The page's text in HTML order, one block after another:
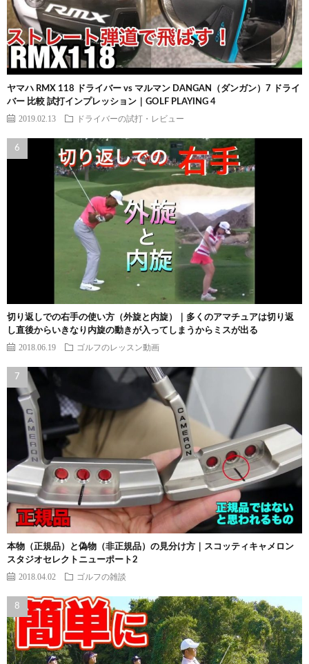
ヤマハ RMX 118 ドライバー vs マルマン DANGAN（ダンガン）7 ドライ
バー 比較 試打インプレッション｜GOLF PLAYING 4
2019.02.13 ドライバーの試打・レビュー
切り返しでの右手の使い方（外旋と内旋）｜多くのアマチュアは切り返
し直後からいきなり内旋の動きが入ってしまうからミスが出る
2018.06.19 ゴルフのレッスン動画
本物（正規品）と偽物（非正規品）の見分け方｜スコッティキャメロン
スタジオセレクトニューポート2
2018.04.02 ゴルフの雑談